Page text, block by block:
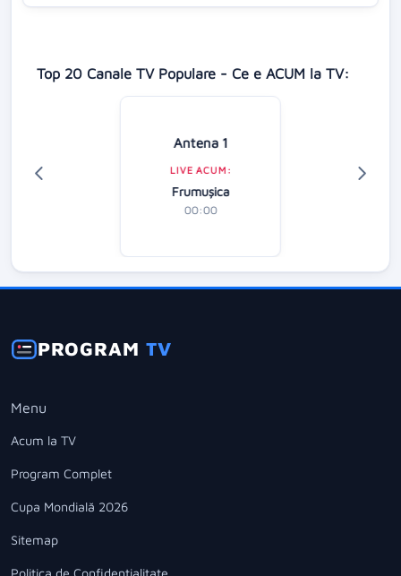
Top 20 Canale TV Populare - Ce e ACUM la TV:
Antena 1
LIVE ACUM:
Frumușica
00:00
PROGRAMTV
Menu
Acum la TV
Program Complet
Cupa Mondială 2026
Sitemap
Politica de Confidentialitate